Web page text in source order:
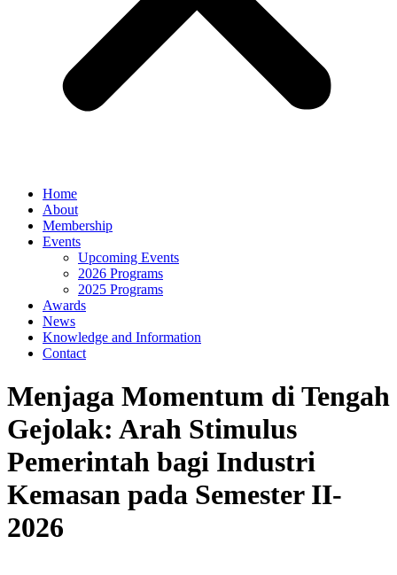
Home
About
Membership
Events
Upcoming Events
2026 Programs
2025 Programs
Awards
News
Knowledge and Information
Contact
Menjaga Momentum di Tengah
Gejolak: Arah Stimulus
Pemerintah bagi Industri
Kemasan pada Semester II-
2026